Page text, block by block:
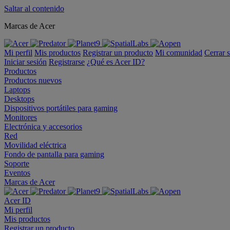
Saltar al contenido
Marcas de Acer
Mi perfil Mis productos Registrar un producto Mi comunidad Cerrar
Iniciar sesión Registrarse ¿Qué es Acer ID?
Productos
Productos nuevos
Laptops
Desktops
Dispositivos portátiles para gaming
Monitores
Electrónica y accesorios
Red
Movilidad eléctrica
Fondo de pantalla para gaming
Soporte
Eventos
Marcas de Acer
Acer ID
Mi perfil
Mis productos
Registrar un producto